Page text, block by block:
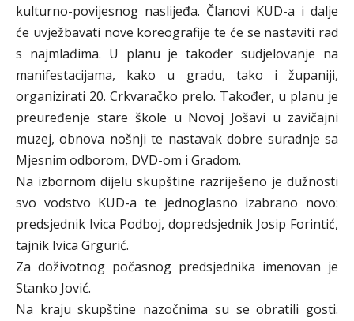
kulturno-povijesnog naslijeđa. Članovi KUD-a i dalje
će uvježbavati nove koreografije te će se nastaviti rad
s najmlađima. U planu je također sudjelovanje na
manifestacijama, kako u gradu, tako i županiji,
organizirati 20. Crkvaračko prelo. Također, u planu je
preuređenje stare škole u Novoj Jošavi u zavičajni
muzej, obnova nošnji te nastavak dobre suradnje sa
Mjesnim odborom, DVD-om i Gradom.
Na izbornom dijelu skupštine razriješeno je dužnosti
svo vodstvo KUD-a te jednoglasno izabrano novo:
predsjednik Ivica Podboj, dopredsjednik Josip Forintić,
tajnik Ivica Grgurić.
Za doživotnog počasnog predsjednika imenovan je
Stanko Jović.
Na kraju skupštine nazočnima su se obratili gosti.